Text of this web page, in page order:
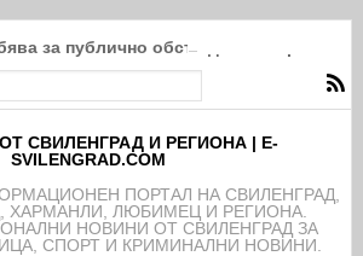
за публично обсъждане на проекта
СВИЛЕНГРАД И РЕГИОНА | E-
SVILENGRAD.COM
ПОРТАЛ НА СВИЛЕНГРАД,
ХАРМАНЛИ, ЛЮБИМЕЦ И РЕГИОНА.
НОВИНИ ОТ СВИЛЕНГРАД ЗА
СПОРТ И КРИМИНАЛНИ НОВИНИ.